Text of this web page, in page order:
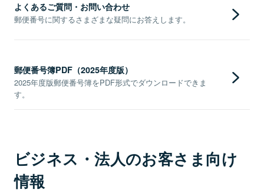
よくあるご質問・お問い合わせ
郵便番号に関するさまざまな疑問にお答えします。
郵便番号簿PDF（2025年度版）
2025年度版郵便番号簿をPDF形式でダウンロードできま
す。
ビジネス・法人のお客さま向け
情報